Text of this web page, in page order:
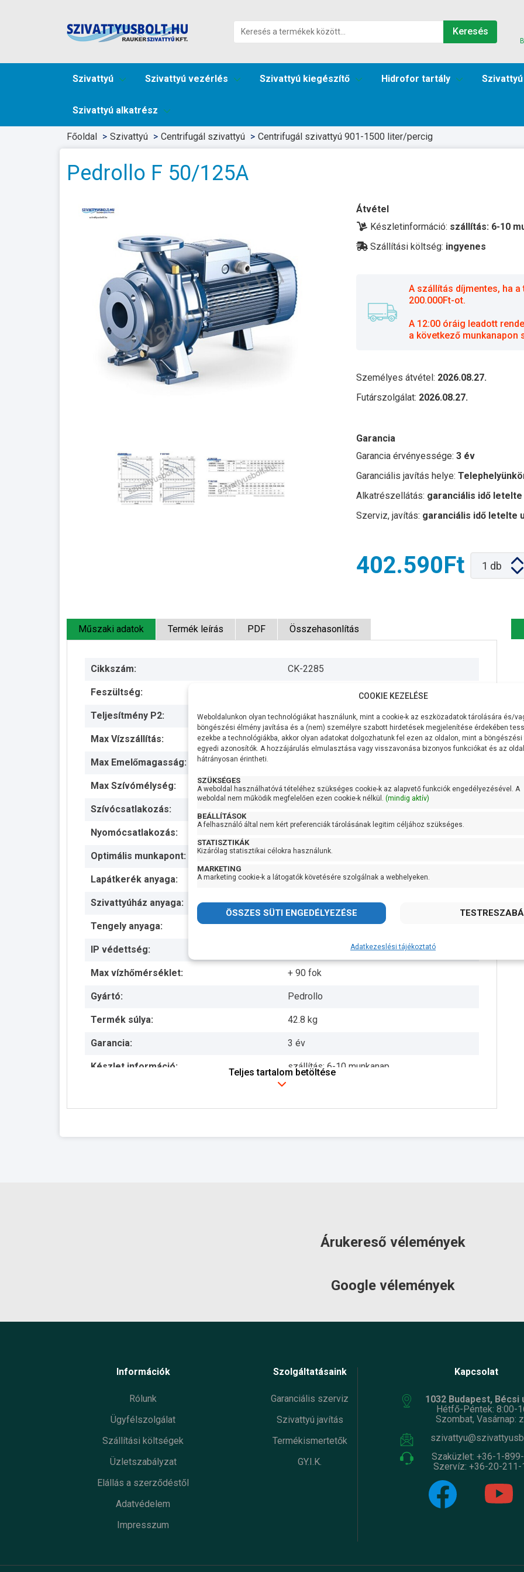
Keresés
Szivattyú Szivattyú vezérlés Szivattyú kiegészítő Hidrofor tartály
Szivattyú alkatrész
Főoldal Szivattyú Centrifugál szivattyú Centrifugál szivattyú 901-1500 liter/percig
Pedrollo F 50/125A
Átvétel
Készletinformáció: szállítás: 6-10
Szállítási költség: ingyenes
A szállítás díjmentes, ha
200.000Ft-ot.
A 12:00 óráig leadott
a következő munkanapon
Személyes átvétel: 2026.08.27.
Futárszolgálat: 2026.08.27.
Garancia
Garancia érvényessége: 3 év
Garanciális javítás helye:
Alkatrészellátás: garanciális idő letelte
Szerviz, javítás: garanciális idő letelte
402.590Ft 1 db
Műszaki adatok Termék leírás PDF Összehasonlítás
Cikkszám: CK-2285
Feszültség:
Teljesítmény P2: 4,0 KW
Max Vízszállítás: 1200 liter/perc
Max Emelőmagasság:
Max Szívómélység: 7 méter
Szívócsatlakozás:
Nyomócsatlakozás: DN 50
Optimális munkapont: 16,8 méteren 1000 liter/perc
Lapátkerék anyaga: Rézötvözet
Szivattyúház anyaga: Öntvény
Tengely anyaga: AISI 431 rozsdamentes acél
IP védettség:
Max vízhőmérséklet: + 90 fok
Gyártó: Pedrollo
Termék súlya: 42.8 kg
Garancia: 3 év
Készlet információ: szállítás: 6-10 munkanap
Teljes tartalom betöltése
Árukereső vélemények
Google vélemények
Információk
Rólunk
Ügyfélszolgálat
Szállítási költségek
Üzletszabályzat
Elállás a szerződéstől
Adatvédelem
Impresszum
Szolgáltatásaink
Garanciális szerviz
Szivattyú javítás
Termékismertetők
GY.I.K.
Kapcsolat
1032 Budapest, Bécsi
Hétfő-Péntek: 8:00-
Szombat, Vasárnap:
Szaküzlet: +36-1-
Szervíz: +36-20-211-
COOKIE KEZELÉSE
Weboldalunkon olyan technológiákat használunk, mint a cookie-k az eszközadatok tárolására és/
böngészési élmény javítása és a (nem) személyre szabott hirdetések megjelenítése érdekében
ezekbe a technológiákba, akkor olyan adatokat dolgozhatunk fel ezen az oldalon, mint a
egyedi azonosítók. A hozzájárulás elmulasztása vagy visszavonása bizonyos funkciókat és az
hátrányosan érintheti.
SZÜKSÉGES
A weboldal használhatóvá tételéhez szükséges cookie-k az alapvető funkciók engedélyezésével. A
weboldal nem működik megfelelően ezen cookie-k nélkül. (mindig aktív)
BEÁLLÍTÁSOK
A felhasználó által nem kért preferenciák tárolásának legitim céljához szükséges.
STATISZTIKÁK
Kizárólag statisztikai célokra használunk.
MARKETING
A marketing cookie-k a látogatók követésére szolgálnak a webhelyeken.
Adatkezeslési tájékoztató